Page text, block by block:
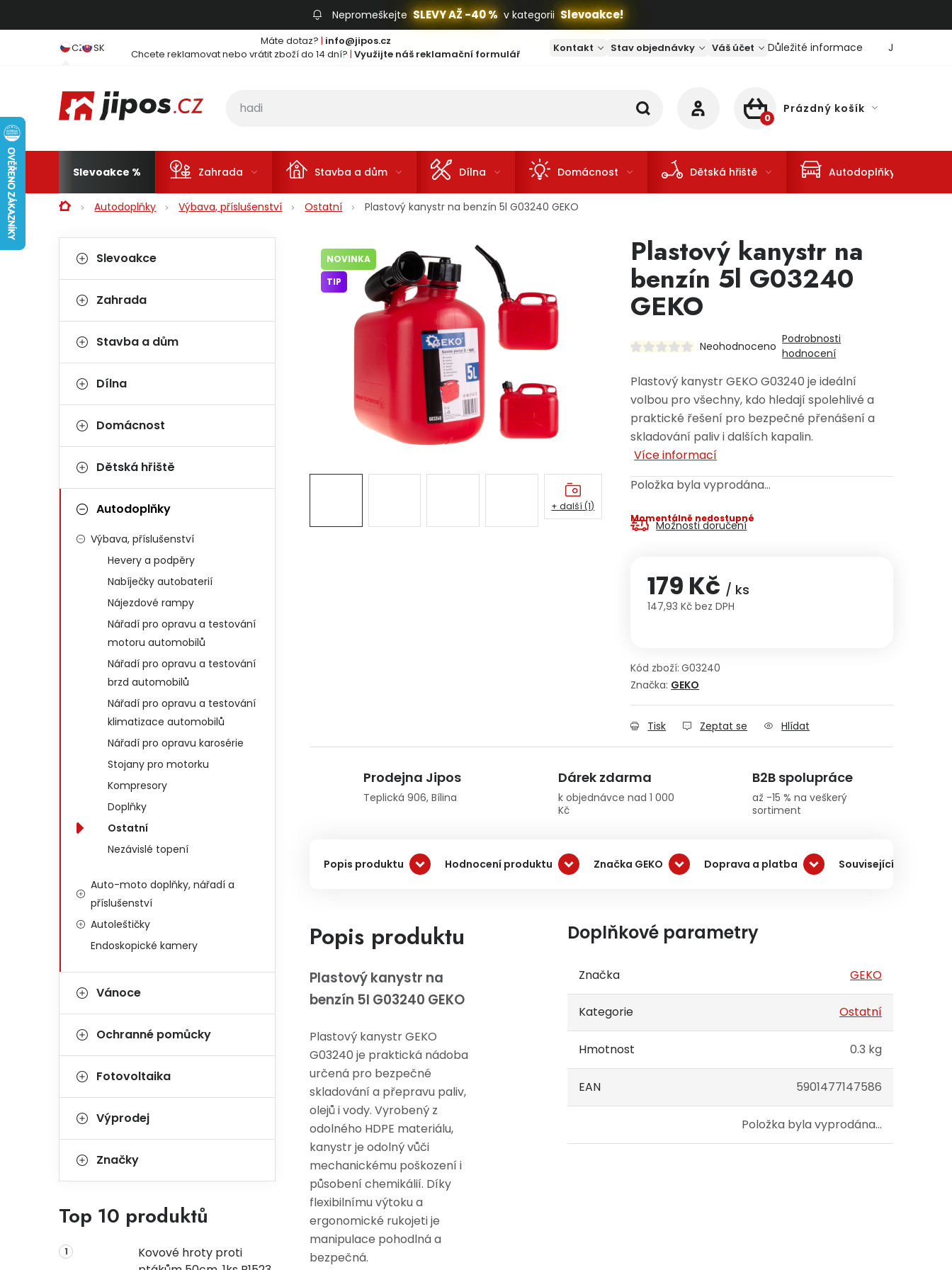
Nepromeškejte SLEVY AŽ -40 % v kategorii Slevoakce!
CZ SK Máte dotaz? | info@jipos.cz
Chcete reklamovat nebo vrátit zboží do 14 dní? | Využijte náš reklamační formulář Kontakt Stav objednávky Váš účet Důležité informace Jaký je
NÁKUPNÍ KOŠÍK
Prázdný košík
Slevoakce Zahrada Stavba a dům Dílna Domácnost Dětská hřiště Autodoplňky
DomůAutodoplňky Výbava, příslušenství Ostatní Plastový kanystr na benzín 5l G03240 GEKO
Postranní panel
Kategorie
Slevoakce
Zahrada
Stavba a dům
Dílna
Domácnost
Dětská hřiště
Autodoplňky
Výbava, příslušenství
Hevery a podpěry
Nabíječky autobaterií
Nájezdové rampy
Nářadí pro opravu a testování
motoru automobilů
Nářadí pro opravu a testování
brzd automobilů
Nářadí pro opravu a testování
klimatizace automobilů
Nářadí pro opravu karosérie
Stojany pro motorku
Kompresory
Doplňky
Ostatní
Nezávislé topení
Auto-moto doplňky, nářadí a
příslušenství
Autoleštičky
Endoskopické kamery
Vánoce
Ochranné pomůcky
Fotovoltaika
Výprodej
Značky
Top 10 produktů
Kovové hroty proti
Plastový kanystr na
benzín 5l G03240
GEKO
Neohodnoceno
Podrobnosti
hodnocení
Plastový kanystr GEKO G03240 je ideální
volbou pro všechny, kdo hledají spolehlivé a
praktické řešení pro bezpečné přenášení a
skladování paliv i dalších kapalin.
Více informací
Položka byla vyprodána…
Momentálně nedostupné
Možnosti doručení
179 Kč / ks
147,93 Kč bez DPH
Kód zboží: G03240
Značka: GEKO
Tisk Zeptat se Hlídat
NOVINKA
TIP
+ další (1)
Prodejna Jipos
Teplická 906, Bílina
Dárek zdarma
k objednávce nad 1 000
Kč
B2B spolupráce
až -15 % na veškerý
sortiment
Popis produktu Hodnocení produktu Značka GEKO Doprava a platba Související produkty
Popis produktu
Plastový kanystr na
benzín 5l G03240 GEKO
Plastový kanystr GEKO
G03240 je praktická nádoba
určená pro bezpečné
skladování a přepravu paliv,
olejů i vody. Vyrobený z
odolného HDPE materiálu,
kanystr je odolný vůči
mechanickému poškození i
působení chemikálií. Díky
flexibilnímu výtoku a
ergonomické rukojeti je
manipulace pohodlná a
bezpečná.
Doplňkové parametry
Značka GEKO
Kategorie Ostatní
Hmotnost 0.3 kg
EAN 5901477147586
Položka byla vyprodána…